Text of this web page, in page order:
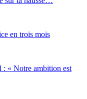
en trois mois
: « Notre ambition est